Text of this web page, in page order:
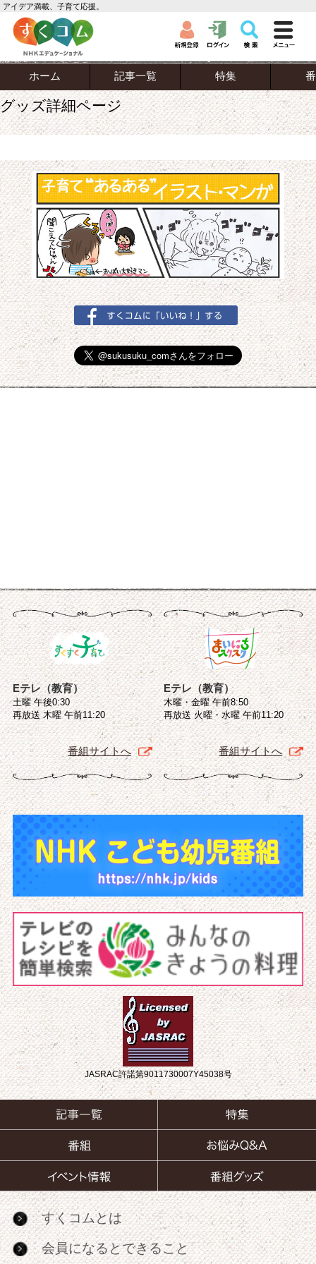
アイデア満載、子育て応援。
ホーム 記事一覧 特集
グッズ詳細ページ
Eテレ（教育）
土曜 午後0:30
再放送 木曜 午前11:20
番組サイトへ
Eテレ（教育）
木曜・金曜 午前8:50
再放送 火曜・水曜 午前11:20
番組サイトへ
JASRAC許諾第9011730007Y45038号
すくコムとは
会員になるとできること